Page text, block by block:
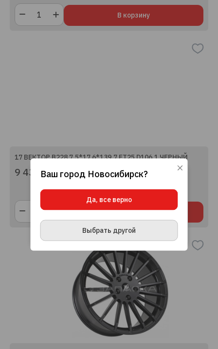
В корзину
17 ВЕКТОР B228 7.5*17 6*139.7 ET25 D106.1 ЧЕРНЫЙ
9 430 ₽
В корзину
Ваш город Новосибирск?
Да, все верно
Выбрать другой
Используя данный сайт, вы даете согласие
нам делать его удобнее для вас.